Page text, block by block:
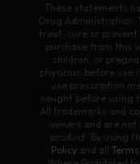
These statements
Drug Administration.
treat, cure or prevent
purchase from this
children, or
physician before use
use prescription
sought before using
All trademarks and
owners and are
product. By using
Policy and all